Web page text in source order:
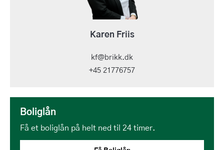
Karen Friis
kf@brikk.dk
+45 21776757
Boliglån
Få et boliglån på helt ned til 24 timer.